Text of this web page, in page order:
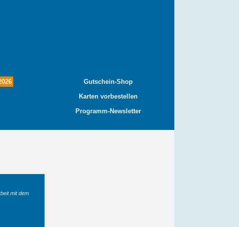
Gutschein-Shop
Karten vorbestellen
Programm-Newsletter
mit dem